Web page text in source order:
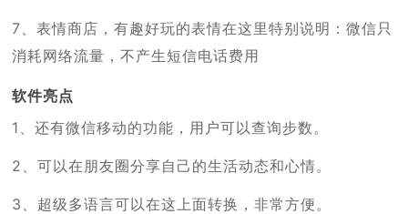
7、表情商店，有趣好玩的表情在这里特别说明：微信只
消耗网络流量，不产生短信电话费用
软件亮点
1、还有微信移动的功能，用户可以查询步数。
2、可以在朋友圈分享自己的生活动态和心情。
3、超级多语言可以在这上面转换，非常方便。